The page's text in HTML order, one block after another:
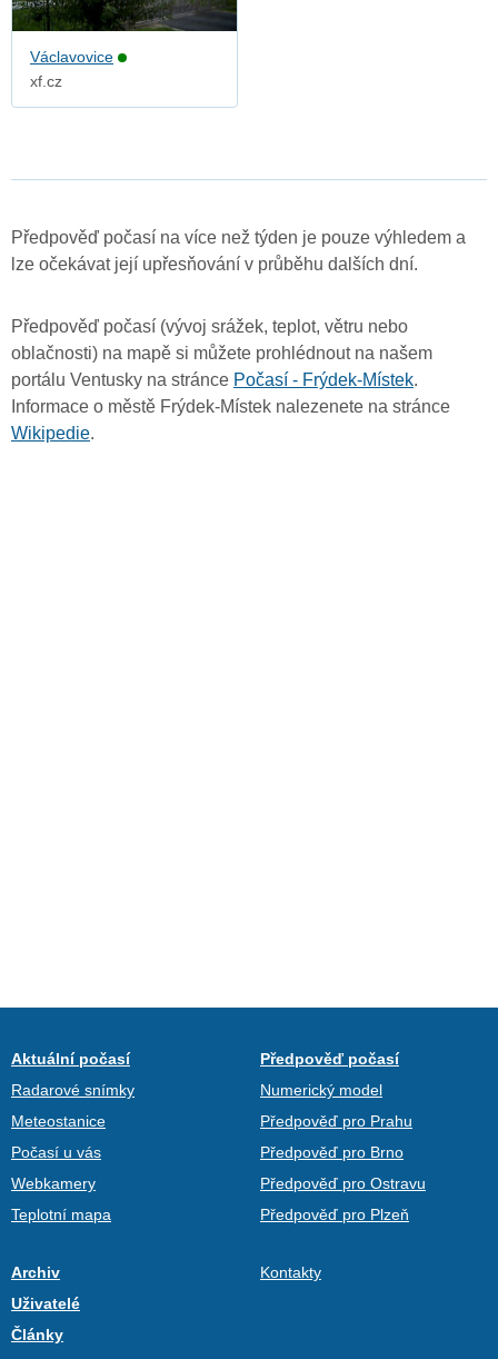
Václavovice
xf.cz
Předpověď počasí na více než týden je pouze výhledem a
lze očekávat její upřesňování v průběhu dalších dní.
Předpověď počasí (vývoj srážek, teplot, větru nebo
oblačnosti) na mapě si můžete prohlédnout na našem
portálu Ventusky na stránce Počasí - Frýdek-Místek.
Informace o městě Frýdek-Místek nalezenete na stránce
Wikipedie.
Aktuální počasí
Radarové snímky
Meteostanice
Počasí u vás
Webkamery
Teplotní mapa
Předpověď počasí
Numerický model
Předpověď pro Prahu
Předpověď pro Brno
Předpověď pro Ostravu
Předpověď pro Plzeň
Archiv
Uživatelé
Články
Kontakty